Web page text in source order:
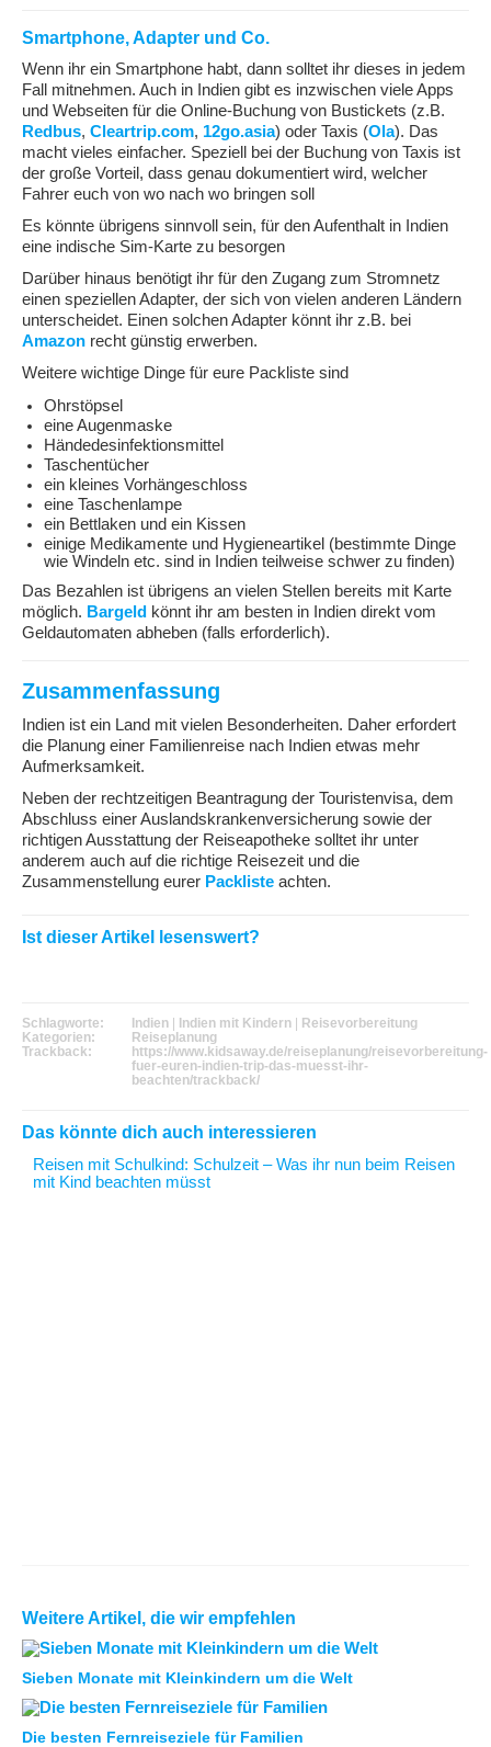
Smartphone, Adapter und Co.
Wenn ihr ein Smartphone habt, dann solltet ihr dieses in jedem
Fall mitnehmen. Auch in Indien gibt es inzwischen viele Apps
und Webseiten für die Online-Buchung von Bustickets (z.B.
Redbus, Cleartrip.com, 12go.asia) oder Taxis (Ola). Das
macht vieles einfacher. Speziell bei der Buchung von Taxis ist
der große Vorteil, dass genau dokumentiert wird, welcher
Fahrer euch von wo nach wo bringen soll
Es könnte übrigens sinnvoll sein, für den Aufenthalt in Indien
eine indische Sim-Karte zu besorgen
Darüber hinaus benötigt ihr für den Zugang zum Stromnetz
einen speziellen Adapter, der sich von vielen anderen Ländern
unterscheidet. Einen solchen Adapter könnt ihr z.B. bei
Amazon recht günstig erwerben.
Weitere wichtige Dinge für eure Packliste sind
Ohrstöpsel
eine Augenmaske
Händedesinfektionsmittel
Taschentücher
ein kleines Vorhängeschloss
eine Taschenlampe
ein Bettlaken und ein Kissen
einige Medikamente und Hygieneartikel (bestimmte Dinge
wie Windeln etc. sind in Indien teilweise schwer zu finden)
Das Bezahlen ist übrigens an vielen Stellen bereits mit Karte
möglich. Bargeld könnt ihr am besten in Indien direkt vom
Geldautomaten abheben (falls erforderlich).
Zusammenfassung
Indien ist ein Land mit vielen Besonderheiten. Daher erfordert
die Planung einer Familienreise nach Indien etwas mehr
Aufmerksamkeit.
Neben der rechtzeitigen Beantragung der Touristenvisa, dem
Abschluss einer Auslandskrankenversicherung sowie der
richtigen Ausstattung der Reiseapotheke solltet ihr unter
anderem auch auf die richtige Reisezeit und die
Zusammenstellung eurer Packliste achten.
Ist dieser Artikel lesenswert?
Schlagworte: Indien | Indien mit Kindern | Reisevorbereitung
Kategorien:
Reiseplanung
Trackback:
https://www.kidsaway.de/reiseplanung/reisevorbereitung-
fuer-euren-indien-trip-das-muesst-ihr-
beachten/trackback/
Das könnte dich auch interessieren
Reisen mit Schulkind: Schulzeit – Was ihr nun beim Reisen
mit Kind beachten müsst
Weitere Artikel, die wir empfehlen
Sieben Monate mit Kleinkindern um die Welt
Die besten Fernreiseziele für Familien